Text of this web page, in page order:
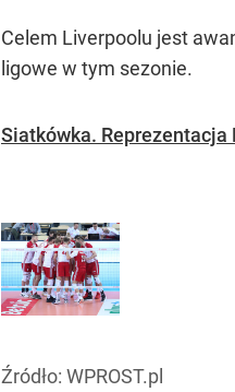
Celem Liverpoolu jest
ligowe w tym sezonie.
Siatkówka.
Źródło: WPROST.pl